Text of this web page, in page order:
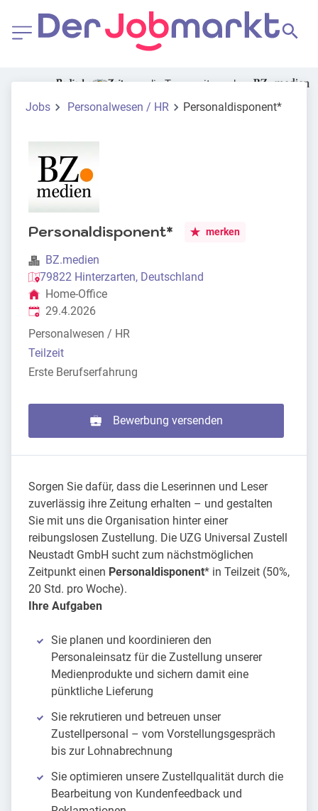
die Tageszeitung der
Jobs Personalwesen / HR Personaldisponent*
Personaldisponent* merken
BZ.medien
79822 Hinterzarten, Deutschland
Home-Office
Veröffentlicht
29.4.2026
Personalwesen / HR
Teilzeit
Erste Berufserfahrung
Bewerbung versenden
Sorgen Sie dafür, dass die Leserinnen und Leser
zuverlässig ihre Zeitung erhalten – und gestalten
Sie mit uns die Organisation hinter einer
reibungslosen Zustellung. Die UZG Universal Zustell
Neustadt GmbH sucht zum nächstmöglichen
Zeitpunkt einen Personaldisponent* in Teilzeit (50%,
20 Std. pro Woche).
Ihre Aufgaben
Sie planen und koordinieren den
Personaleinsatz für die Zustellung unserer
Medienprodukte und sichern damit eine
pünktliche Lieferung
Sie rekrutieren und betreuen unser
Zustellpersonal – vom Vorstellungsgespräch
bis zur Lohnabrechnung
Sie optimieren unsere Zustellqualität durch die
Bearbeitung von Kundenfeedback und